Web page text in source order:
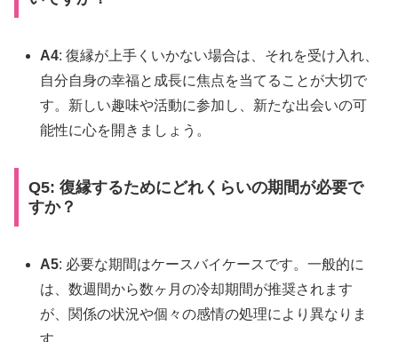
A4: 復縁が上手くいかない場合は、それを受け入れ、
自分自身の幸福と成長に焦点を当てることが大切で
す。新しい趣味や活動に参加し、新たな出会いの可
能性に心を開きましょう。
Q5: 復縁するためにどれくらいの期間が必要で
すか？
A5: 必要な期間はケースバイケースです。一般的に
は、数週間から数ヶ月の冷却期間が推奨されます
が、関係の状況や個々の感情の処理により異なりま